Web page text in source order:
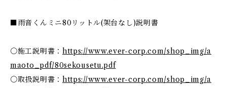
■雨音くんミニ80リットル(架台なし)説明書
〇施工説明書： https://www.ever-corp.com/shop_img/a
maoto_pdf/80sekousetu.pdf
〇取扱説明書： https://www.ever-corp.com/shop_img/a